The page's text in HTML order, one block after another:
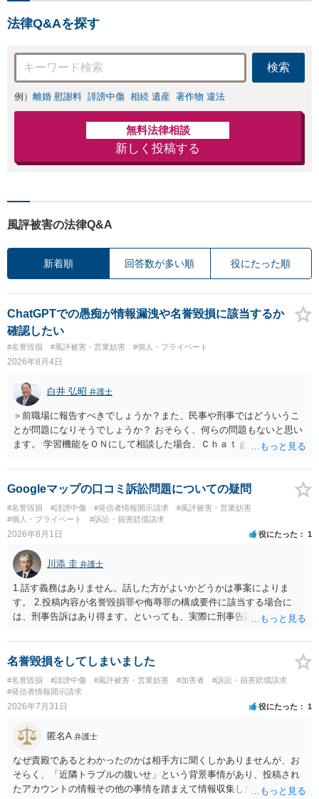
法律Q&Aを探す
検索
例） 離婚 慰謝料 誹謗中傷 相続 遺産 著作物 違法
無料法律相談
新しく投稿する
風評被害の法律Q&A
新着順 回答数が多い順 役にたった順
ChatGPTでの愚痴が情報漏洩や名誉毀損に該当するか
確認したい
#名誉毀損 #風評被害・営業妨害 #個人・プライベート
2026年8月4日
白井 弘昭 弁護士
＞前職場に報告すべきでしょうか？また、民事や刑事ではどういうこ
とが問題になりそうでしょうか？ おそらく、何らの問題もないと思い
ます。 学習機能をＯＮにして相談した場合、Ｃｈａｔｇｐｔがｏｐｅ
する可能性がありますが、個人名や会社名を特定していない限り、一
般論として抽象化されて回答に織り込まれる可能性が生じるにすぎま
せんので、その情報自体が、秘密情報に当たるとは思えませんし、名
誉棄損として、個人や会社に対する誹謗中傷の不特定多数への公開に
当たるとも思われません。 もちろん、誰がその内容をｃｈａｔｇｐｔ
をせずに書き込んだことで（おそらく特定して書き込んだとして
も）、相談者さんが刑事民事の責任に問われることはないでしょう。
私見ながらご参考まで。
Googleマップの口コミ訴訟問題についての疑問
#名誉毀損 #誹謗中傷 #発信者情報開示請求
#風評被害・営業妨害
#個人・プライベート
#訴訟・損害賠償請求
2026年8月1日 役にたった 1
川添 圭 弁護士
1.話す義務はありません。話した方がよいかどうかは事案によりま
す。 2.投稿内容が名誉毀損罪や侮辱罪の構成要件に該当する場合に
は、刑事告訴はあり得ます。といっても、実際に刑事告訴に動くかど
です。Googleは電話番号の開示請求もできることが多いので、少しで
も特定可能になるよう、複数ルートで開示請求が行われることが多い
です。さらにいえば、利用者からの口コミ投稿の場合、開示請求者は
ある程度対象者を特定できている（ただし証拠による裏付けか必要な
ので発信者情報開示請求をする）というケースが比較的多いと思われ
名誉毀損をしてしまいました
#名誉毀損 #誹謗中傷 #風評被害・営業妨害 #加害者
#訴訟・損害賠償請求
#発信者情報開示請求
2026年7月31日 役にたった 1
匿名A 弁護士
なぜ貴殿であるとわかったのかは相手方に聞くしかありませんが、お
そらく、「近隣トラブルの腹いせ」という背景事情があり、投稿され
たアカウントの情報その他の事情を踏まえて情報収集した結果、この